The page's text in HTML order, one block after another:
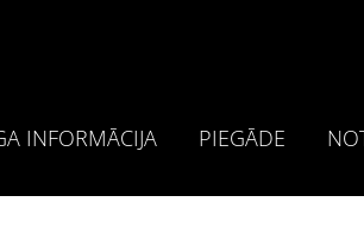
INFORMĀCIJA PIEGĀDE